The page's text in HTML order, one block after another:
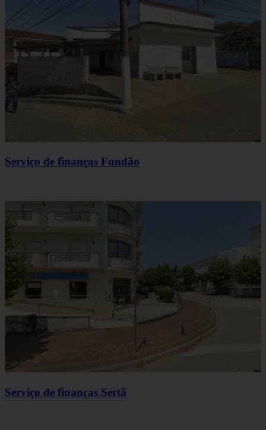
Serviço de finanças Fundão
Serviço de finanças Sertã